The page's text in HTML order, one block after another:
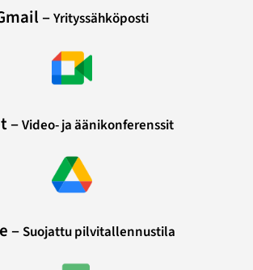
–Yrityssähköposti
–Video- ja äänikonferenssit
–Suojattu pilvitallennustila